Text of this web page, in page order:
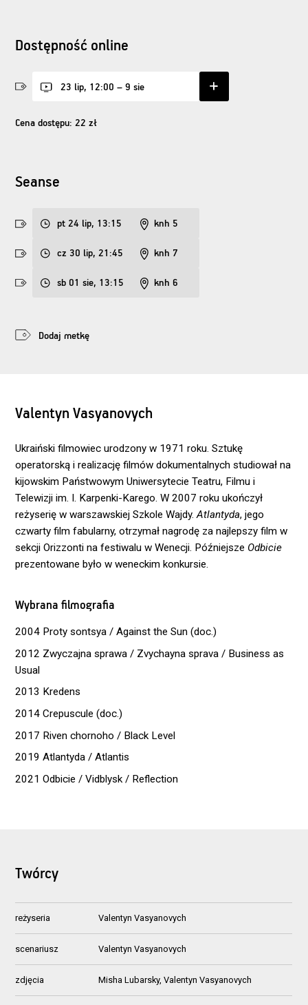
Dostępność online
23 lip, 12:00 – 9 sie
Cena dostępu: 22 zł
Seanse
pt 24 lip, 13:15 knh 5
cz 30 lip, 21:45 knh 7
sb 01 sie, 13:15 knh 6
Dodaj metkę
Valentyn Vasyanovych
Ukraiński filmowiec urodzony w 1971 roku. Sztukę
operatorską i realizację filmów dokumentalnych studiował na
kijowskim Państwowym Uniwersytecie Teatru, Filmu i
Telewizji im. I. Karpenki-Karego. W 2007 roku ukończył
reżyserię w warszawskiej Szkole Wajdy.Atlantyda, jego
czwarty film fabularny, otrzymał nagrodę za najlepszy film w
sekcji Orizzonti na festiwalu w Wenecji. Późniejsze Odbicie
prezentowane było w weneckim konkursie.
Wybrana filmografia
2004 Proty sontsya / Against the Sun (doc.)
2012 Zwyczajna sprawa / Zvychayna sprava / Business as
Usual
2013 Kredens
2014 Crepuscule (doc.)
2017 Riven chornoho / Black Level
2019 Atlantyda / Atlantis
2021 Odbicie / Vidblysk / Reflection
Twórcy
reżyseria Valentyn Vasyanovych
scenariusz Valentyn Vasyanovych
zdjęcia Misha Lubarsky, Valentyn Vasyanovych